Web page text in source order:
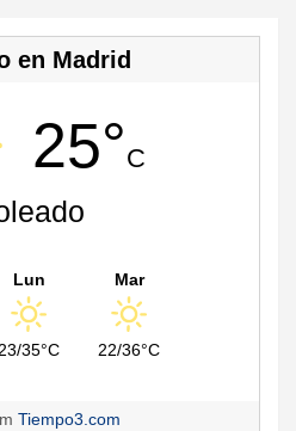
en Madrid
25°C
Lun
23/35°C
Mar
22/36°C
Tiempo3.com